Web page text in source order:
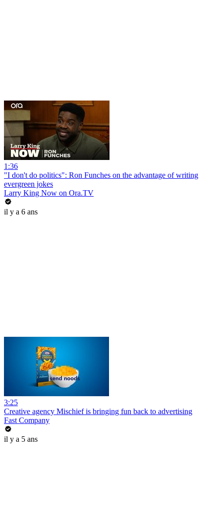
1:36
"I don't do politics": Ron Funches on the advantage of writing
evergreen jokes
Larry King Now on Ora.TV
il y a 6 ans
3:25
Creative agency Mischief is bringing fun back to advertising
Fast Company
il y a 5 ans